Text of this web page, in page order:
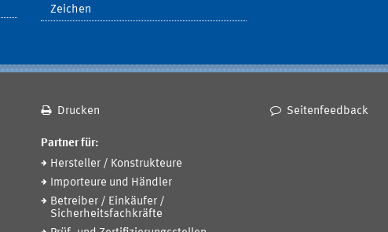
Zeichen
Drucken Seitenfeedback
Partner für:
Hersteller / Konstrukteure
Importeure und Händler
Betreiber / Einkäufer /
Sicherheitsfachkräfte